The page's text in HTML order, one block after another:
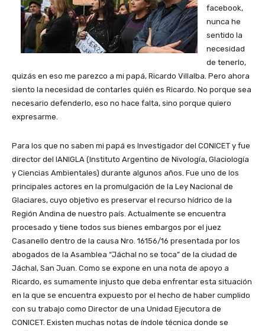
facebook,
nunca he
sentido la
necesidad
de tenerlo,
quizás en eso me parezco a mi papá, Ricardo Villalba. Pero ahora
siento la necesidad de contarles quién es Ricardo. No porque sea
necesario defenderlo, eso no hace falta, sino porque quiero
expresarme.
Para los que no saben mi papá es Investigador del CONICET y fue
director del IANIGLA (Instituto Argentino de Nivología, Glaciología
y Ciencias Ambientales) durante algunos años. Fue uno de los
principales actores en la promulgación de la Ley Nacional de
Glaciares, cuyo objetivo es preservar el recurso hídrico de la
Región Andina de nuestro país. Actualmente se encuentra
procesado y tiene todos sus bienes embargos por el juez
Casanello dentro de la causa Nro. 16156/16 presentada por los
abogados de la Asamblea “Jáchal no se toca” de la ciudad de
Jáchal, San Juan. Como se expone en una nota de apoyo a
Ricardo, es sumamente injusto que deba enfrentar esta situación
en la que se encuentra expuesto por el hecho de haber cumplido
con su trabajo como Director de una Unidad Ejecutora de
CONICET. Existen muchas notas de índole técnica donde se